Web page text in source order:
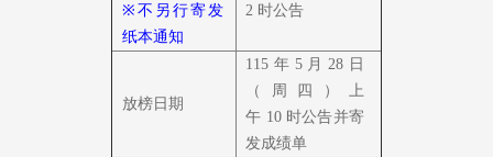
※不另行寄发
纸本通知
2 时公告
放榜日期
115年5月28日
（周四）上
午 10 时公告并寄
发成绩单